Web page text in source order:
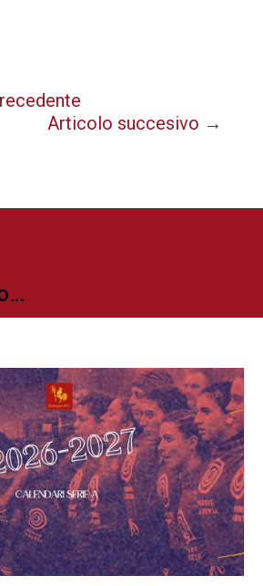
Articolo succesivo →